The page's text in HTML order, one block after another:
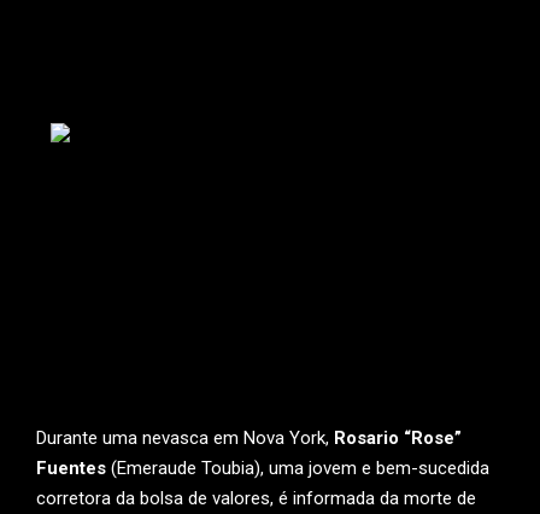
Durante uma nevasca em Nova York, Rosario “Rose”
Fuentes (Emeraude Toubia), uma jovem e bem-sucedida
corretora da bolsa de valores, é informada da morte de